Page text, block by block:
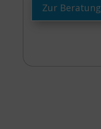
Zur Beratung